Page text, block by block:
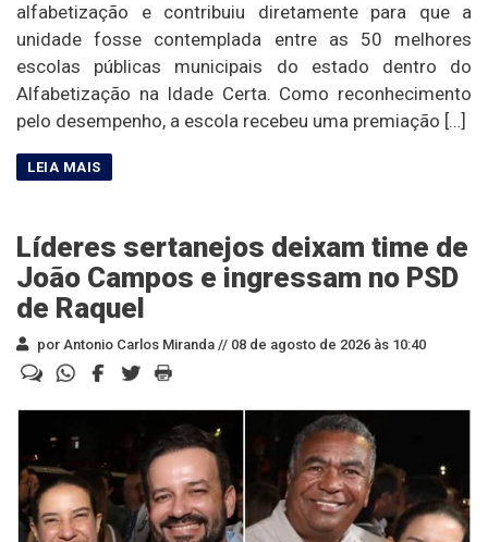
alfabetização e contribuiu diretamente para que a
unidade fosse contemplada entre as 50 melhores
escolas públicas municipais do estado dentro do
Alfabetização na Idade Certa. Como reconhecimento
pelo desempenho, a escola recebeu uma premiação […]
Líderes sertanejos deixam time de
João Campos e ingressam no PSD
de Raquel
por Antonio Carlos Miranda // 08 de agosto de 2026 às 10:40